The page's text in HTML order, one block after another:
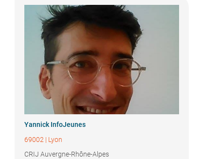
Yannick InfoJeunes
69002 | Lyon
CRIJ Auvergne-Rhône-Alpes